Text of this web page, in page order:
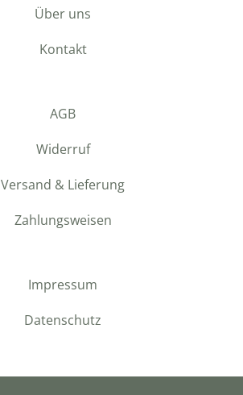
Über uns
Kontakt
AGB
Widerruf
Versand & Lieferung
Zahlungsweisen
Impressum
Datenschutz